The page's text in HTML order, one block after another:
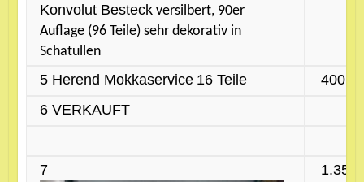
Konvolut Besteck versilbert, 90er
Auflage (96 Teile) sehr dekorativ in
Schatullen
5 Herend Mokkaservice 16 Teile
400 €
6 VERKAUFT
7 1.350